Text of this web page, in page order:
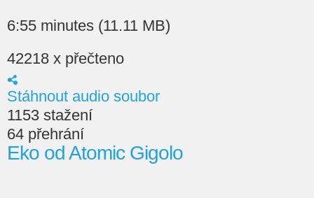
6:55 minutes (11.11 MB)
42218 x přečteno
Stáhnout audio soubor
1153 stažení
64 přehrání
Eko od Atomic Gigolo